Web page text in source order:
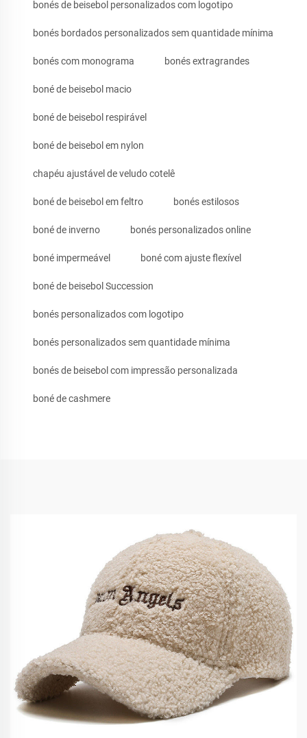
bonés de beisebol personalizados com logotipo
bonés bordados personalizados sem quantidade mínima
bonés com monograma bonés extragrandes
boné de beisebol macio
boné de beisebol respirável
boné de beisebol em nylon
chapéu ajustável de veludo cotelê
boné de beisebol em feltro bonés estilosos
boné de inverno bonés personalizados online
boné impermeável boné com ajuste flexível
boné de beisebol Succession
bonés personalizados com logotipo
bonés personalizados sem quantidade mínima
bonés de beisebol com impressão personalizada
boné de cashmere